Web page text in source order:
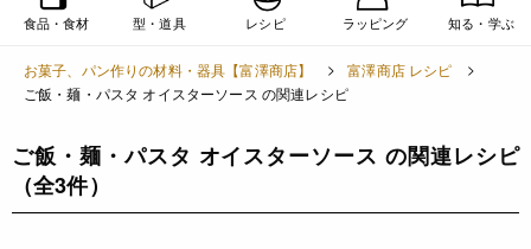
食品・食材 型・道具 レシピ ラッピング 知る・学ぶ
お菓子、パン作りの材料・器具【富澤商店】
富澤商店 レシピ
ご飯・麺・パスタ オイスターソース の関連レシピ
ご飯・麺・パスタ オイスターソース の関連レシピ
（全3件）